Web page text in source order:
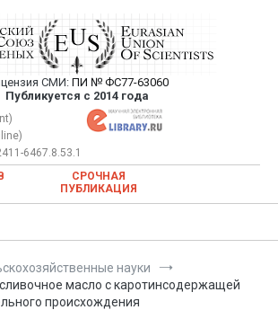
Союз Ученых —
научных статей в
научном журнале
СМИ: ПИ № ФС77-63060
Публикуется с 2014 года
Ученых — публикация научных статей в
научном журнале
6467.8.53.1
СРОЧНАЯ
ПУБЛИКАЦИЯ
науки
масло с каротинсодержащей
происхождения